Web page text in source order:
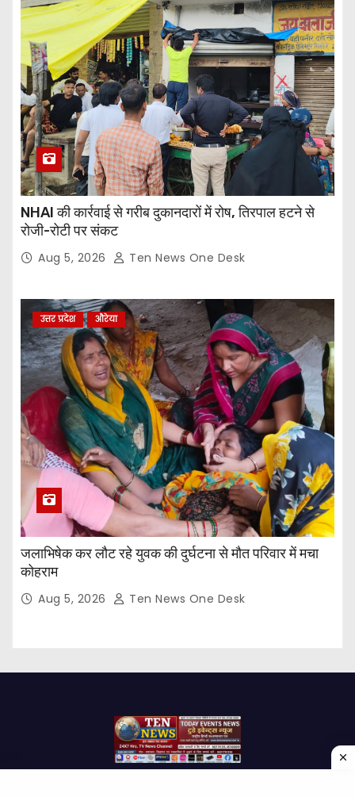
NHAI की कार्रवाई से गरीब दुकानदारों में रोष, तिरपाल हटने से
रोजी-रोटी पर संकट
Aug 5, 2026 Ten News One Desk
उत्तर प्रदेश औरेया
जलाभिषेक कर लौट रहे युवक की दुर्घटना से मौत परिवार में मचा
कोहराम
Aug 5, 2026 Ten News One Desk